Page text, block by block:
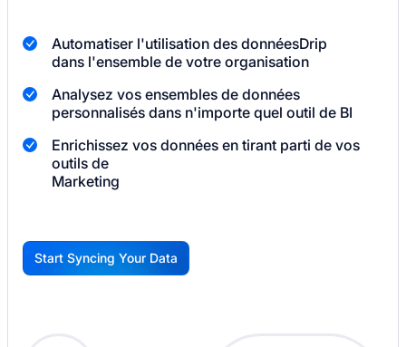
Automatiser l'utilisation des donnéesDrip
dans l'ensemble de votre organisation
Analysez vos ensembles de données
personnalisés dans n'importe quel outil de BI
Enrichissez vos données en tirant parti de vos
outils de
Marketing
G
Start Syncing Your Data